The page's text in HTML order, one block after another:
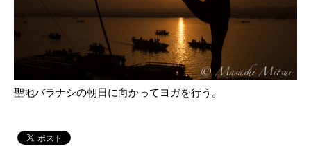
聖地バラナシの朝日に向かってヨガを行う。